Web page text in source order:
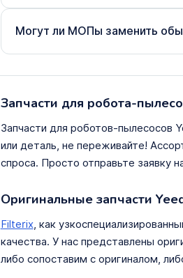
Могут ли МОПы заменить
Запчасти для робота-
Запчасти для роботов-пылесосов
или деталь, не переживайте!
спроса. Просто отправьте заявку
Оригинальные запчасти
Filterix, как
качества. У нас представлены
либо сопоставим с оригиналом,